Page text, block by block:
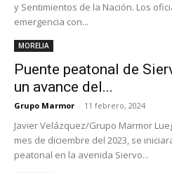
y Sentimientos de la Nación. Los
emergencia con...
MORELIA
Puente peatonal de
un avance del...
Grupo Marmor - 11 febrero, 2024
Javier Velázquez/Grupo Marmor
mes de diciembre del 2023, se
peatonal en la avenida Siervo...